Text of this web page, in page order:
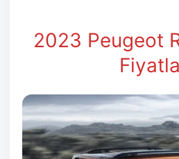
2023 Peugeot